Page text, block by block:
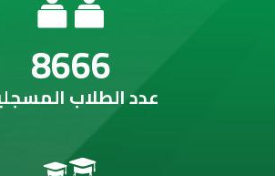
8666
عدد الطلاب